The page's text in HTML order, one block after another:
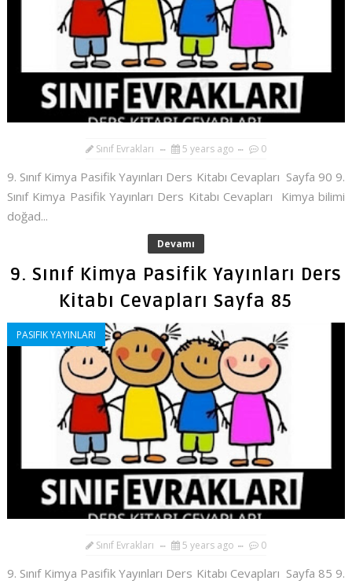
Sınıf Evrakları 5 years ago 0
9. Sınıf Kimya Pasifik Yayınları Ders Kitabı Cevapları Sayfa 90 9.
Sınıf Kimya Pasifik Yayınları Ders Kitabı Cevapları Kimya bilimi
doğad...
Devamı
9. Sınıf Kimya Pasifik Yayınları Ders
Kitabı Cevapları Sayfa 85
PASIFIK YAYINLARI
Sınıf Evrakları 5 years ago 0
9. Sınıf Kimya Pasifik Yayınları Ders Kitabı Cevapları Sayfa 85 9.